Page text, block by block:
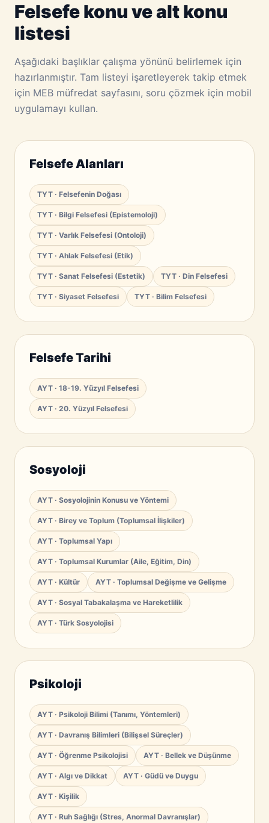
Felsefe konu ve alt konu
listesi
Aşağıdaki başlıklar çalışma yönünü belirlemek için
hazırlanmıştır. Tam listeyi işaretleyerek takip etmek
için MEB müfredat sayfasını, soru çözmek için mobil
uygulamayı kullan.
Felsefe Alanları
TYT · Felsefenin Doğası
TYT · Bilgi Felsefesi (Epistemoloji)
TYT · Varlık Felsefesi (Ontoloji)
TYT · Ahlak Felsefesi (Etik)
TYT · Sanat Felsefesi (Estetik) TYT · Din Felsefesi
TYT · Siyaset Felsefesi TYT · Bilim Felsefesi
Felsefe Tarihi
AYT · 18-19. Yüzyıl Felsefesi
AYT · 20. Yüzyıl Felsefesi
Sosyoloji
AYT · Sosyolojinin Konusu ve Yöntemi
AYT · Birey ve Toplum (Toplumsal İlişkiler)
AYT · Toplumsal Yapı
AYT · Toplumsal Kurumlar (Aile, Eğitim, Din)
AYT · Kültür AYT · Toplumsal Değişme ve Gelişme
AYT · Sosyal Tabakalaşma ve Hareketlilik
AYT · Türk Sosyolojisi
Psikoloji
AYT · Psikoloji Bilimi (Tanımı, Yöntemleri)
AYT · Davranış Bilimleri (Bilişsel Süreçler)
AYT · Öğrenme Psikolojisi AYT · Bellek ve Düşünme
AYT · Algı ve Dikkat AYT · Güdü ve Duygu
AYT · Kişilik
AYT · Ruh Sağlığı (Stres, Anormal Davranışlar)